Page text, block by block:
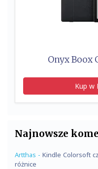
Onyx Boox
Kup w
Najnowsze
Artthas - Kindle Colorsoft
różnice